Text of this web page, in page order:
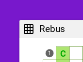
Rebus
1 C